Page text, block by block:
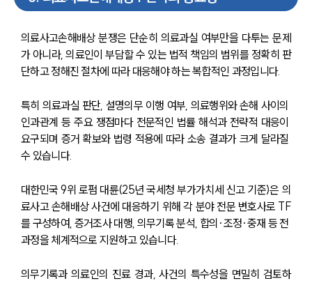
의료사고손해배상 분쟁은 단순히 의료과실 여부만을 다투는 문제
가 아니라, 의료인이 부담할 수 있는 법적 책임의 범위를 정확히 판
단하고 정해진 절차에 따라 대응해야 하는 복합적인 과정입니다.
특히 의료과실 판단, 설명의무 이행 여부, 의료행위와 손해 사이의
인과관계 등 주요 쟁점마다 전문적인 법률 해석과 전략적 대응이
요구되며 증거 확보와 법령 적용에 따라 소송 결과가 크게 달라질
수 있습니다.
대한민국 9위 로펌 대륜(25년 국세청 부가가치세 신고 기준)은 의
료사고 손해배상 사건에 대응하기 위해 각 분야 전문 변호사로 TF
를 구성하여, 증거조사 대행, 의무기록 분석, 합의·조정·중재 등 전
과정을 체계적으로 지원하고 있습니다.
의무기록과 의료인의 진료 경과, 사건의 특수성을 면밀히 검토하